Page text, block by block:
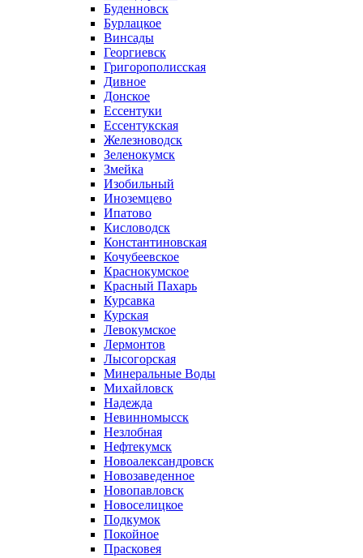
Буденновск
Бурлацкое
Винсады
Георгиевск
Григорополисская
Дивное
Донское
Ессентуки
Ессентукская
Железноводск
Зеленокумск
Змейка
Изобильный
Иноземцево
Ипатово
Кисловодск
Константиновская
Кочубеевское
Краснокумское
Красный Пахарь
Курсавка
Курская
Левокумское
Лермонтов
Лысогорская
Минеральные Воды
Михайловск
Надежда
Невинномысск
Незлобная
Нефтекумск
Новоалександровск
Новозаведенное
Новопавловск
Новоселицкое
Подкумок
Покойное
Прасковея